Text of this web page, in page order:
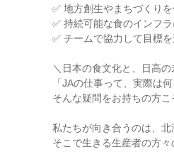
✅ 地方創生やまちづくり
✅ 持続可能な食のインフ
✅ チームで協力して目標
＼日本の食文化と、日高
「JAの仕事って、実際は
そんな疑問をお持ちの方こ
私たちが向き合うのは、北
そこで生きる生産者の方々